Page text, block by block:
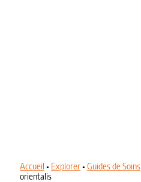
Accueil • Explorer• Guides de Soins
orientalis